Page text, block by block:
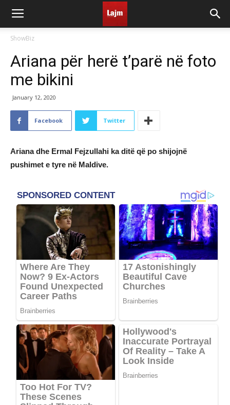
ShowBiz
Ariana për herë t’parë në foto
me bikini
January 12, 2020
Facebook Twitter
Ariana dhe Ermal Fejzullahi ka ditë që po shijojnë
pushimet e tyre në Maldive.